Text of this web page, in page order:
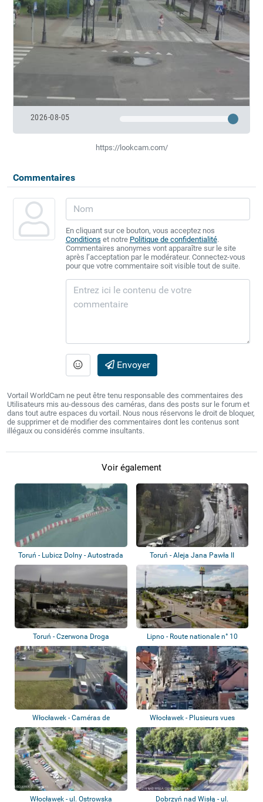
2026-08-05
https://lookcam.com/
Commentaires
En cliquant sur ce bouton, vous acceptez nos
Conditions et notre Politique de confidentialité.
Commentaires anonymes vont apparaître sur le site
après l’acceptation par le modérateur. Connectez-vous
pour que votre commentaire soit visible tout de suite.
Envoyer
Vortail WorldCam ne peut être tenu responsable des commentaires des
Utilisateurs mis au-dessous des caméras, dans des posts sur le forum et
dans tout autre espaces du vortail. Nous nous réservons le droit de bloquer,
de supprimer et de modifier des commentaires dont les contenus sont
illégaux ou considérés comme insultants.
Voir également
Toruń - Lubicz Dolny - Autostrada
A1 - P...
Toruń - Aleja Jana Pawła II
Toruń - Czerwona Droga Lipno - Route nationale n° 10
Włocławek - Caméras de
circulation
Włocławek - Plusieurs vues
Włocławek - ul. Ostrowska Dobrzyń nad Wisłą - ul.